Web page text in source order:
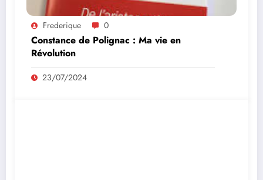
Frederique 0
Constance de Polignac : Ma vie en
Révolution
23/07/2024